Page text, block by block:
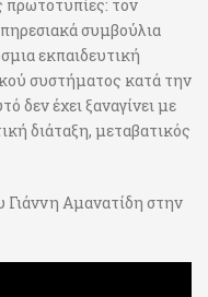
πρωτοτυπίες: τον
συμβούλια
εκπαιδευτική
συστήματος κατά την
δεν έχει ξαναγίνει με
διάταξη, μεταβατικός
Γιάννη Αμανατίδη στην